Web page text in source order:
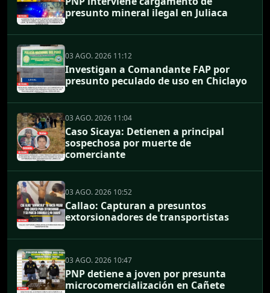
presunto mineral ilegal en Juliaca
03 AGO. 2026 11:12
Investigan a Comandante FAP por
presunto peculado de uso en Chiclayo
03 AGO. 2026 11:04
Caso Sicaya: Detienen a principal
sospechosa por muerte de
comerciante
03 AGO. 2026 10:52
Callao: Capturan a presuntos
extorsionadores de transportistas
03 AGO. 2026 10:47
PNP detiene a joven por presunta
microcomercialización en Cañete